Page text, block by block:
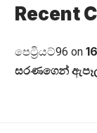
Recent
පෙට්‍රියට්96 on
සරණගෙන්